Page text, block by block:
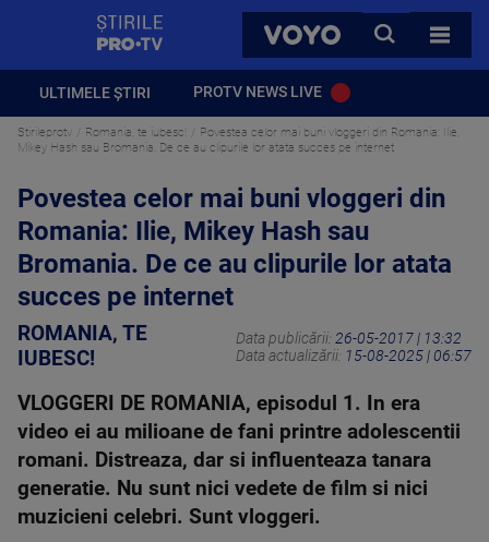
VOYO
CAUTA
TOATE
ULTIMELE ȘTIRI PROTV NEWS LIVE
Stirileprotv Romania, te iubesc!
Povestea celor mai buni vloggeri din Romania: Ilie,
Mikey Hash sau Bromania. De ce au clipurile lor atata succes pe internet
Povestea celor mai buni vloggeri din
Romania: Ilie, Mikey Hash sau
Bromania. De ce au clipurile lor atata
succes pe internet
ROMANIA, TE
IUBESC!
Data publicării: 26-05-2017 | 13:32
Data actualizării: 15-08-2025 | 06:57
VLOGGERI DE ROMANIA, episodul 1. In era
video ei au milioane de fani printre adolescentii
romani. Distreaza, dar si influenteaza tanara
generatie. Nu sunt nici vedete de film si nici
muzicieni celebri. Sunt vloggeri.